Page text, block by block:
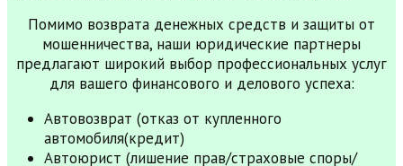
Помимо возврата денежных средств и защиты от
мошенничества, наши юридические партнеры
предлагают широкий выбор профессиональных услуг
для вашего финансового и делового успеха:
Автовозврат (отказ от купленного
автомобиля(кредит)
Автоюрист (лишение прав/страховые споры/